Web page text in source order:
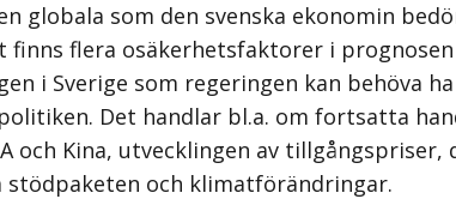
globala som den svenska ekonomin
finns flera osäkerhetsfaktorer i
i Sverige som regeringen kan behöva
Det handlar bl.a. om fortsatta
och Kina, utvecklingen av tillgångspriser,
och klimatförändringar.